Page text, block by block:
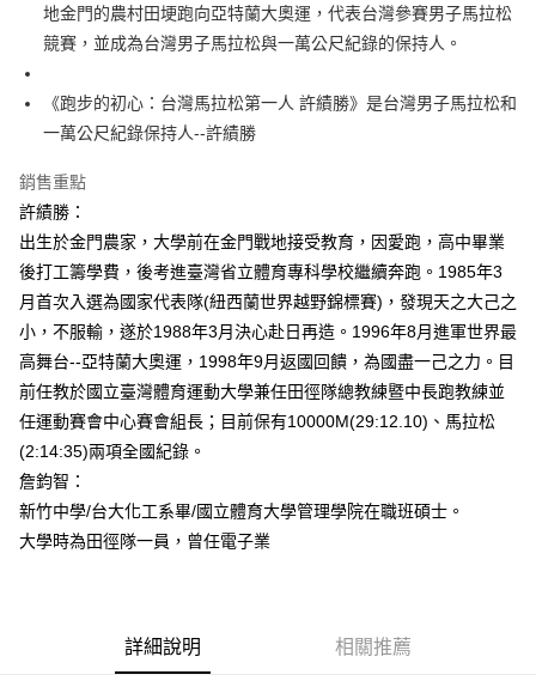
地金門的農村田埂跑向亞特蘭大奧運，代表台灣參賽男子馬拉松
競賽，並成為台灣男子馬拉松與一萬公尺紀錄的保持人。
《跑步的初心：台灣馬拉松第一人 許績勝》是台灣男子馬拉松和
一萬公尺紀錄保持人--許績勝
銷售重點
許績勝：
出生於金門農家，大學前在金門戰地接受教育，因愛跑，高中畢業
後打工籌學費，後考進臺灣省立體育專科學校繼續奔跑。1985年3
月首次入選為國家代表隊(紐西蘭世界越野錦標賽)，發現天之大己之
小，不服輸，遂於1988年3月決心赴日再造。1996年8月進軍世界最
高舞台--亞特蘭大奧運，1998年9月返國回饋，為國盡一己之力。目
前任教於國立臺灣體育運動大學兼任田徑隊總教練暨中長跑教練並
任運動賽會中心賽會組長；目前保有10000M(29:12.10)、馬拉松
(2:14:35)兩項全國紀錄。
詹鈞智：
新竹中學/台大化工系畢/國立體育大學管理學院在職班碩士。
大學時為田徑隊一員，曾任電子業
詳細說明 相關推薦